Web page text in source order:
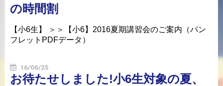
の時間割
【小6生】 ＞＞【小6】2016夏期講習会のご案内（パン
フレットPDFデータ）
16/06/25
お待たせしました!小6生対象の夏、